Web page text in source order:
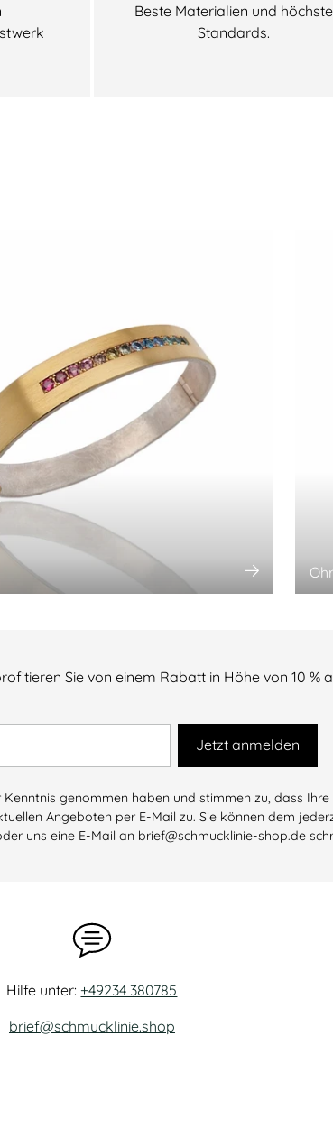
Beste Materialien und höchste
Standards.
Sie von einem Rabatt in Höhe von 10 %
Jetzt anmelden
Kenntnis genommen haben und stimmen zu, dass
Angeboten per E-Mail zu. Sie können dem
uns eine E-Mail an brief@schmucklinie-shop.de
Hilfe unter:+49234 380785
brief@schmucklinie.shop